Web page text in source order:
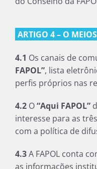
ARTIGO 4 – O
4.1 Os canais de
FAPOL”, lista
perfis próprios nas
4.2O“Aqui FAPOL”
interesse para as
com a política de
4.3A FAPOL conta
as informações